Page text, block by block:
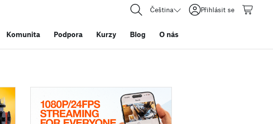
Čeština Přihlásit se
Komunita Podpora Kurzy Blog O nás